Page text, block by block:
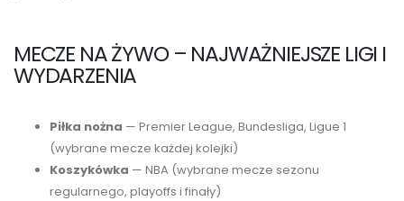
MECZE NA ŻYWO – NAJWAŻNIEJSZE LIGI I
WYDARZENIA
Piłka nożna — Premier League, Bundesliga, Ligue 1
(wybrane mecze każdej kolejki)
Koszykówka — NBA (wybrane mecze sezonu
regularnego, playoffs i finały)